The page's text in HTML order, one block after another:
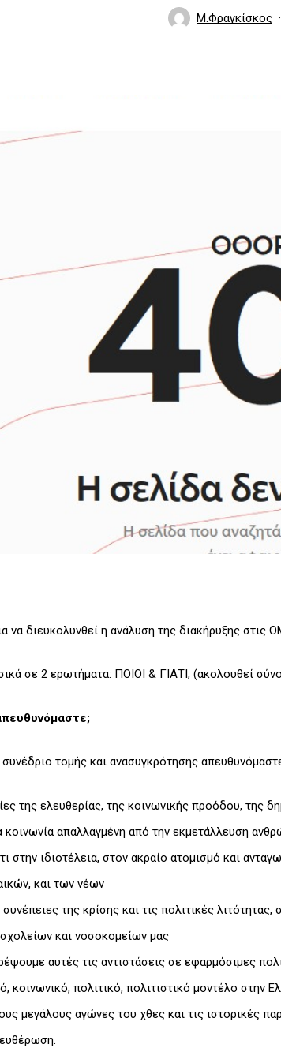
Μ.Φραγκίσκος
να διευκολυνθεί η ανάλυση της διακήρυξης στις
σε 2 ερωτήματα: ΠΟΙΟΙ & ΓΙΑΤΙ; (ακολουθεί
τομής και ανασυγκρότησης
της ελευθερίας, της κοινωνικής προόδου, της
κοινωνία απαλλαγμένη από την εκμετάλλευση
στην ιδιοτέλεια, στον ακραίο ατομισμό και
και των νέων
συνέπειες της κρίσης και τις πολιτικές
και νοσοκομείων μας
αυτές τις αντιστάσεις σε εφαρμόσιμες
κοινωνικό, πολιτικό, πολιτιστικό μοντέλο στην
μεγάλους αγώνες του χθες και τις ιστορικές